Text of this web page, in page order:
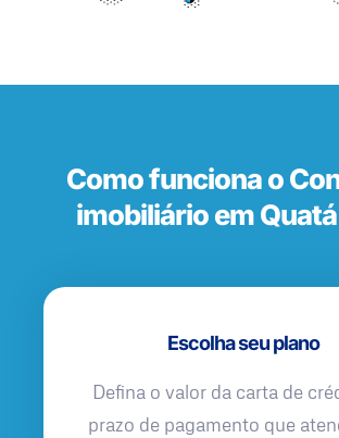
Como funciona o
imobiliário em Quatá
Escolha seu plano
Defina o valor da carta de
prazo de pagamento que